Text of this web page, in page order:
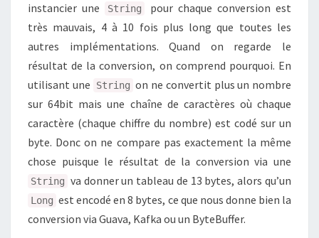
instancier une
String
pour chaque conversion est
très mauvais, 4 à 10 fois plus long que toutes les
autres implémentations. Quand on regarde le
résultat de la conversion, on comprend pourquoi. En
utilisant une
String on ne convertit plus un nombre
sur 64bit mais une chaîne de caractères où chaque
caractère (chaque chiffre du nombre) est codé sur un
byte. Donc on ne compare pas exactement la même
chose puisque le résultat de la conversion via une
String va donner un tableau de 13 bytes, alors qu’un
Long est encodé en 8 bytes, ce que nous donne bien la
conversion via Guava, Kafka ou un ByteBuffer.